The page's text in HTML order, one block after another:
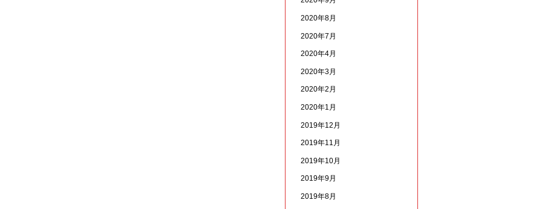
2020年8月
2020年7月
2020年4月
2020年3月
2020年2月
2020年1月
2019年12月
2019年11月
2019年10月
2019年9月
2019年8月